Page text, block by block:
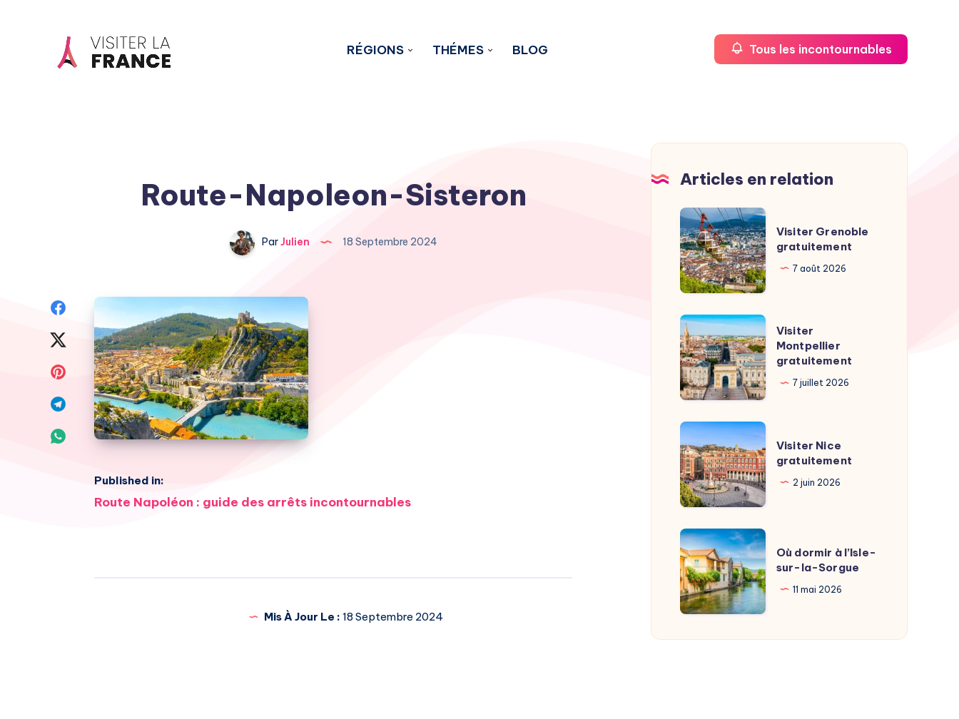
RÉGIONS THÉMES BLOG Tous les incontournables
Route-Napoleon-Sisteron
ParJulien 18 Septembre 2024
Facebook
Share
Twitter
Share
Pinterest
Share
Share
Published in:
Navigation
Route Napoléon : guide des arrêts incontournables
Mis À Jour Le : 18 Septembre 2024
Articles en relation
Visiter
Grenoble
gratuitement
Visiter Grenoble
gratuitement
7 août 2026
Visiter
Montpellier
gratuitement
Visiter
Montpellier
gratuitement
7 juillet 2026
Visiter
Nice
gratuitement
Visiter Nice
gratuitement
2 juin 2026
Où
dormir
à
l’Isle-
sur-
la-
Où dormir à l’Isle-
sur-la-Sorgue
11 mai 2026